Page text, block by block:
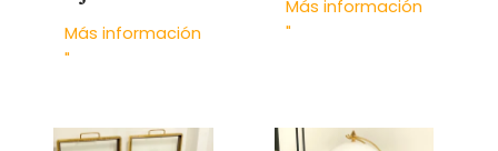
Más información
"
Más información
"